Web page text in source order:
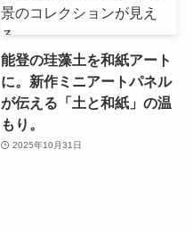
能登の珪藻土を和紙アート
に。新作ミニアートパネル
が伝える「土と和紙」の温
もり。
2025年10月31日